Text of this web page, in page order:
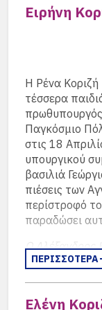
διερμηνέας
Παντρεύτηκε
Ναθαναήλ
Πέθανε στην
Ειρήνη
Η Ρένα
τέσσερα
Παγκόσμιο
στις 18
υπουργικού
βασιλιά
πιέσεις των
περίστροφό
παραδώσει
Ο Αλέξανδρος
Τσιτσάρα με
Ευφροσύνη
ΠΕΡΙΣΣΟΤΕΡΑ
Ελένη